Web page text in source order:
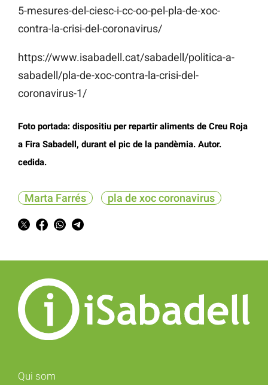
5-mesures-del-ciesc-i-cc-oo-pel-pla-de-xoc-
contra-la-crisi-del-coronavirus/
https://www.isabadell.cat/sabadell/politica-a-
sabadell/pla-de-xoc-contra-la-crisi-del-
coronavirus-1/
Foto portada: dispositiu per repartir aliments de Creu Roja
a Fira Sabadell, durant el pic de la pandèmia. Autor.
cedida.
Marta Farrés pla de xoc coronavirus
Qui som